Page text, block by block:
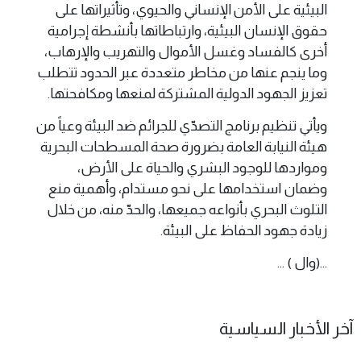
البيئية على الأمن الإنساني والحيوي، وتأثيراتها على
حقوق الإنسان البيئية، وارتباطاتها بأنشطة إجرامية
أخرى كالفساد وغسل الأموال والتهريب والإرهاب،
وما ينجم عنها من مخاطر متعددة عبر الحدود تتطلب
تعزيز الجهود الدولية المشتركة لمنعها ومكافحتها.
ويأتي تنظيم برنامج التصدّي للجرائم ضد البيئة وعياً من
هيئة النيابة العامة بضرورة صحة المسطحات البحرية
ومواردها للوجود البشري والحياة على الأرض،
وضمان استخدامها على نحو مستدام، وأهمية منع
التلوث البحري بأنواعه جميعها، والحدّ منه، من خلال
زيادة جهود الحفاظ على البيئة.
...(وال ) ...
آخر الأخبار السياسية